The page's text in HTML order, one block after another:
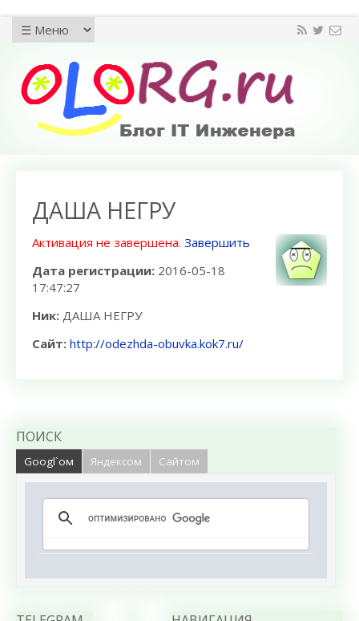
ДАША НЕГРУ
Активация не завершена. Завершить
Дата регистрации: 2016-05-18
17:47:27
Ник: ДАША НЕГРУ
Сайт: http://odezhda-obuvka.kok7.ru/
ПОИСК
Googl`ом Яндексом Сайтом